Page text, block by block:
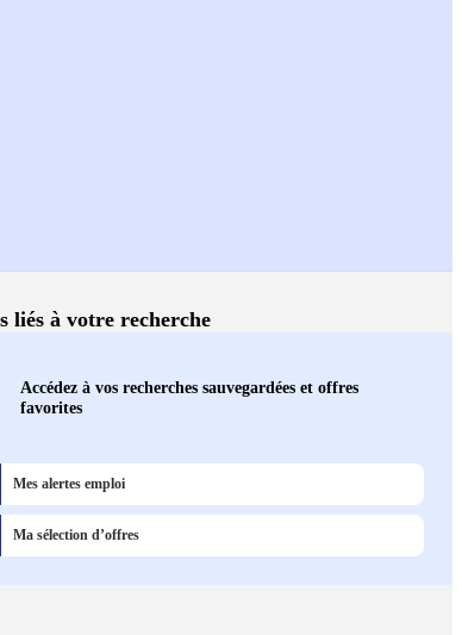
liés à votre recherche
Accédez à vos recherches sauvegardées et offres
favorites
Mes alertes emploi
Ma sélection d’offres